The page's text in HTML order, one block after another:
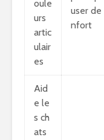
oule
urs
artic
ulair
es
user de
nfort
Aid
e le
s ch
ats